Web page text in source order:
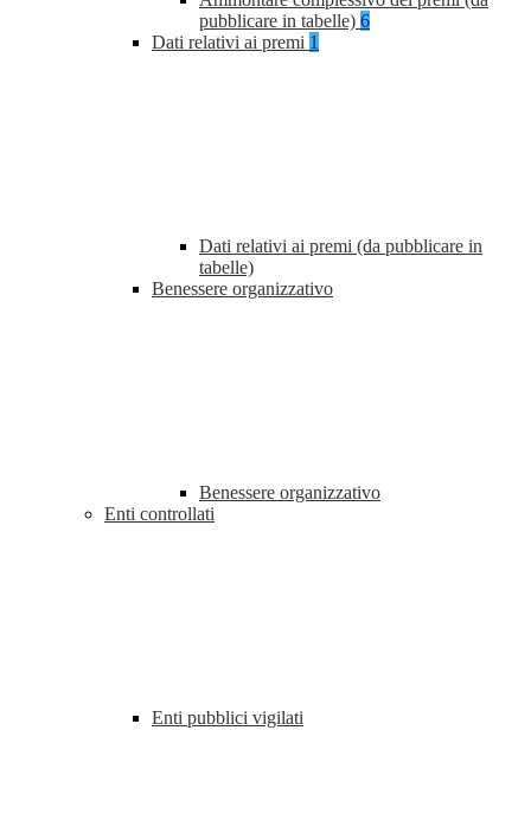
pubblicare in tabelle) 6
Dati relativi ai premi 1
Dati relativi ai premi (da pubblicare in
tabelle)
Benessere organizzativo
Benessere organizzativo
Enti controllati
Enti pubblici vigilati